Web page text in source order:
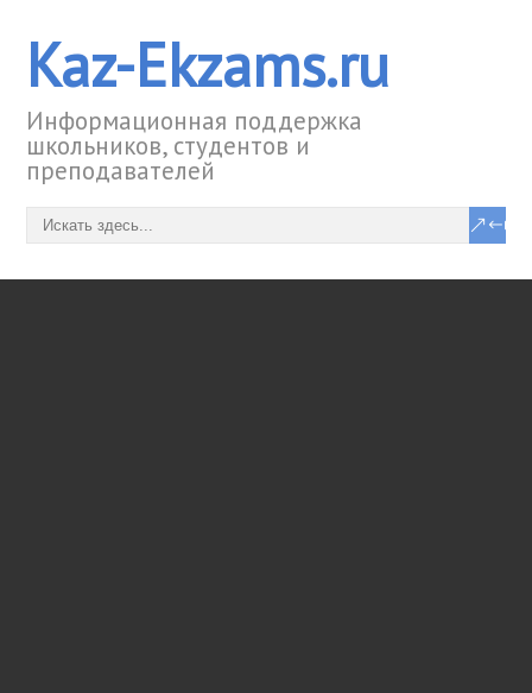
Kaz-Ekzams.ru
Информационная поддержка
школьников, студентов и
преподавателей